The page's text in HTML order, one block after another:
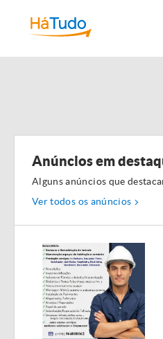
Anúncios em
Alguns anúncios que
Ver todos os anúncios